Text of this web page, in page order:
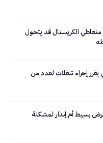
الكريستال قد يتحول
إجراء تنقلات لعدد من
بسيط أم إنذار لمشكلة